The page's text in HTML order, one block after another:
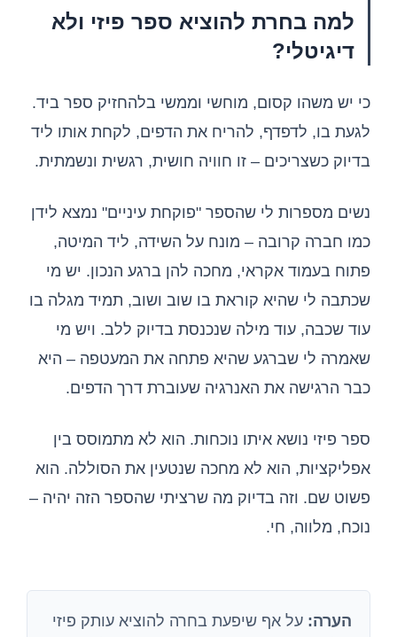
למה בחרת להוציא ספר פיזי ולא
דיגיטלי?
כי יש משהו קסום, מוחשי וממשי בלהחזיק ספר ביד.
לגעת בו, לדפדף, להריח את הדפים, לקחת אותו ליד
בדיוק כשצריכים – זו חוויה חושית, רגשית ונשמתית.
נשים מספרות לי שהספר "פוקחת עיניים" נמצא לידן
כמו חברה קרובה – מונח על השידה, ליד המיטה,
פתוח בעמוד אקראי, מחכה להן ברגע הנכון. יש מי
שכתבה לי שהיא קוראת בו שוב ושוב, תמיד מגלה בו
עוד שכבה, עוד מילה שנכנסת בדיוק ללב. ויש מי
שאמרה לי שברגע שהיא פתחה את המעטפה – היא
כבר הרגישה את האנרגיה שעוברת דרך הדפים.
ספר פיזי נושא איתו נוכחות. הוא לא מתמוסס בין
אפליקציות, הוא לא מחכה שנטעין את הסוללה. הוא
פשוט שם. וזה בדיוק מה שרציתי שהספר הזה יהיה –
נוכח, מלווה, חי.
הערה: על אף שיפעת בחרה להוציא עותק פיזי